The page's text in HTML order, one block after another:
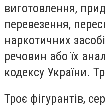
виготовлення,
перевезення,
наркотичних
речовин або їх
кодексу України.
Троє фігурантів,